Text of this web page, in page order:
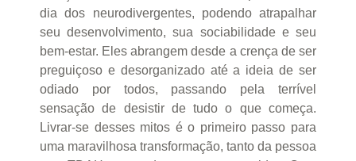
dia dos neurodivergentes, podendo atrapalhar
seu desenvolvimento, sua sociabilidade e seu
bem-estar. Eles abrangem desde a crença de ser
preguiçoso e desorganizado até a ideia de ser
odiado por todos, passando pela terrível
sensação de desistir de tudo o que começa.
Livrar-se desses mitos é o primeiro passo para
uma maravilhosa transformação, tanto da pessoa